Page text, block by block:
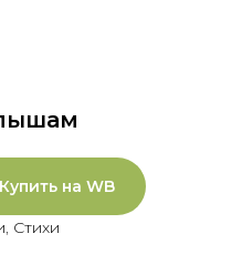
Купить на WB
, Стихи